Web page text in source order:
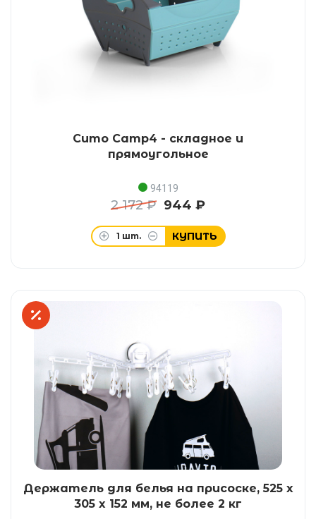
Сито Camp4 - складное и
прямоугольное
94119
2 172 ₽ 944 ₽
1 шт. КУПИТЬ
Держатель для белья на присоске, 525 x
305 x 152 мм, не более 2 кг